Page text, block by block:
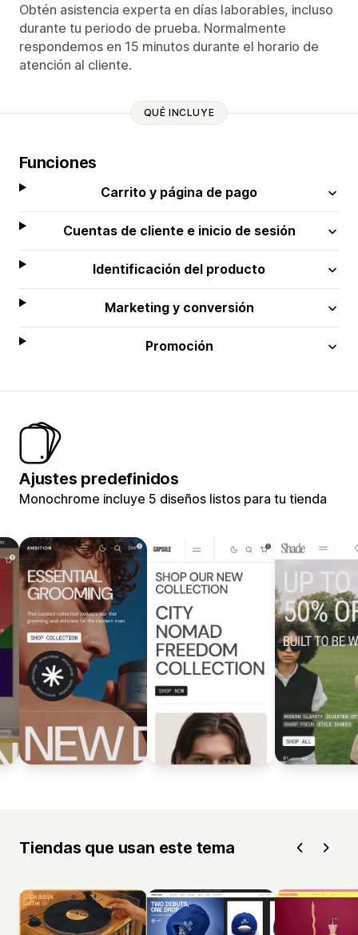
Obtén asistencia experta en días laborables, incluso
durante tu periodo de prueba. Normalmente
respondemos en 15 minutos durante el horario de
atención al cliente.
QUÉ INCLUYE
Funciones
Carrito y página de pago
Cuentas de cliente e inicio de sesión
Identificación del producto
Marketing y conversión
Promoción
Ajustes predefinidos
Monochrome incluye 5 diseños listos para tu tienda
Tiendas que usan este tema